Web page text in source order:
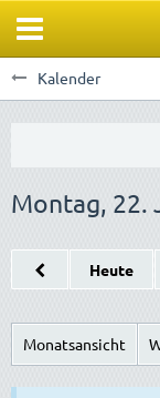
Kalender
Montag, 22.
Heute
Monatsansicht